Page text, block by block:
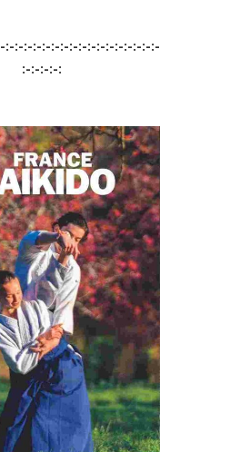
:-:-:-:-:-:-:-:-:-:-:-:-:-:-:-:-:-
:-:-:-:-: